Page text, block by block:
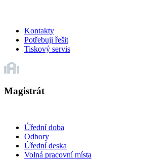
Kontakty
Potřebuji řešit
Tiskový servis
Magistrát
Úřední doba
Odbory
Úřední deska
Volná pracovní místa